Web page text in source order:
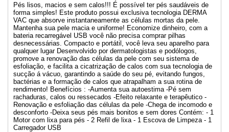
Pés lisos, macios e sem calos!!! É possível ter pés saudáveis de
forma simples! Este produto possui exclusiva tecnologia DERMA
VAC que absorve instantaneamente as células mortas da pele.
Mantenha sua pele macia e uniforme! Economize dinheiro, com a
bateria recarregável USB você não precisa comprar pilhas
desnecessárias. Compacto e portátil, você leva seu aparelho para
qualquer lugar Desenvolvido por dermatologistas e podólogos,
promove a renovação das células da pele com seu sistema de
esfoliação, e facilita a cicatrização de calos com sua tecnologia de
sucção á vácuo, garantindo a saúde do seu pé, evitando fungos,
bactérias e a formação de calos que atrapalham a sua rotina de
rendimento! Benefícios : -Aumenta sua autoestima -Pé sem
rachaduras, calos ou ressecados -Efeito relaxante e terapêutico -
Renovação e esfoliação das células da pele -Chega de incomodo e
desconforto -Deixa seus pés mais bonitos e sem dores Contém: - 1
Motor com lixa para pés - 2 Refil de lixa - 1 Escova de Limpeza - 1
Carregador USB